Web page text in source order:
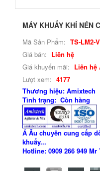
MÁY KHUẤY KHÍ NÉN
Mã Sản Phẩm: TS-LM2-
Giá bán: Liên hệ
Giá khuyến mãi: Liên hệ
Lượt xem: 4177
Thương hiệu: Amixtech
Tình trạng: Còn hàng
Á Âu chuyên cung cấp
khuấy...
Hotline: 0909 266 949 Mr